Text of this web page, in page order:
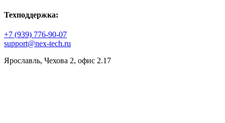
Техподдержка:
+7 (939) 776-90-07
support@nex-tech.ru
Ярославль, Чехова 2, офис 2.17